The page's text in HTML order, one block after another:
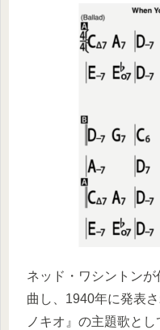
ネッド・ワシントン
曲し、1940年に発表
ノキオ』の主題歌と